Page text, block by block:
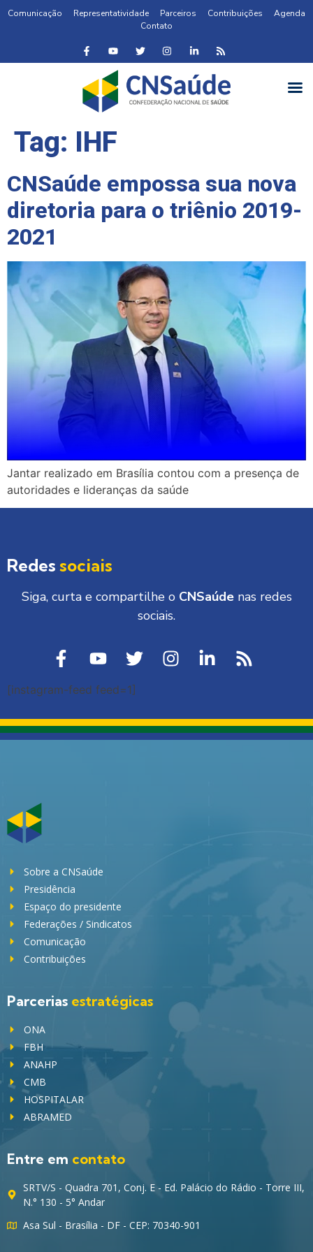
Comunicação Representatividade Parceiros Contribuições
Agenda
Contato
Tag: IHF
CNSaúde empossa sua nova
diretoria para o triênio 2019-
2021
Jantar realizado em Brasília contou com a presença de
autoridades e lideranças da saúde
Redes sociais
Siga, curta e compartilhe o CNSaúdenas redes
sociais.
[instagram-feed feed=1]
Sobre a CNSaúde
Presidência
Espaço do presidente
Federações / Sindicatos
Comunicação
Contribuições
Parcerias estratégicas
ONA
FBH
ANAHP
CMB
HOSPITALAR
ABRAMED
Entre em contato
SRTV/S - Quadra 701, Conj. E - Ed. Palácio do Rádio - Torre III,
N.° 130 - 5° Andar
Asa Sul - Brasília - DF - CEP: 70340-901